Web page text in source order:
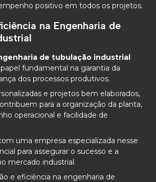
positivo em todos os projetos.
na Engenharia de
de tubulação industrial
fundamental na garantia da
dos processos produtivos.
e projetos bem elaborados,
para a organização da planta,
operacional e facilidade de
uma empresa especializada nesse
para assegurar o sucesso e a
mercado industrial.
e eficiência na engenharia de